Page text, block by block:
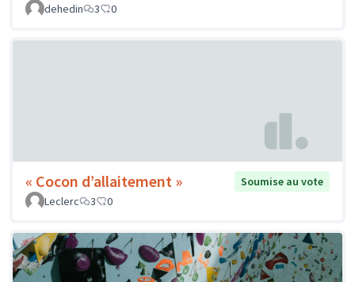
dehedin
3 0
« Cocon d’allaitement »
Soumise au vote
Leclerc
3 0